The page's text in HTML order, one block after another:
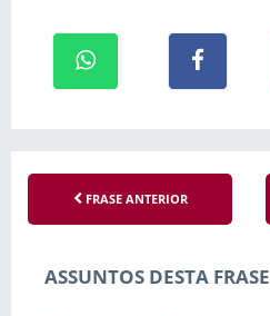
FRASE ANTERIOR
ASSUNTOS DESTA FRASE